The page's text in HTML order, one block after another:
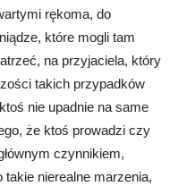
rękoma, do
które mogli tam
na przyjaciela, który
takich przypadków
nie upadnie na same
że ktoś prowadzi czy
czynnikiem,
takie nierealne marzenia,